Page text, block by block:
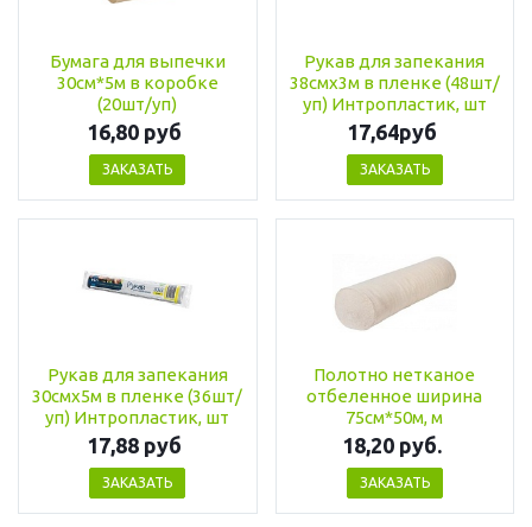
Бумага для выпечки
30см*5м в коробке
(20шт/уп)
16,80 руб
ЗАКАЗАТЬ
Рукав для запекания
38смх3м в пленке (48шт/
уп) Интропластик, шт
17,64руб
ЗАКАЗАТЬ
Рукав для запекания
30смх5м в пленке (36шт/
уп) Интропластик, шт
17,88 руб
ЗАКАЗАТЬ
Полотно нетканое
отбеленное ширина
75см*50м, м
18,20 руб.
ЗАКАЗАТЬ